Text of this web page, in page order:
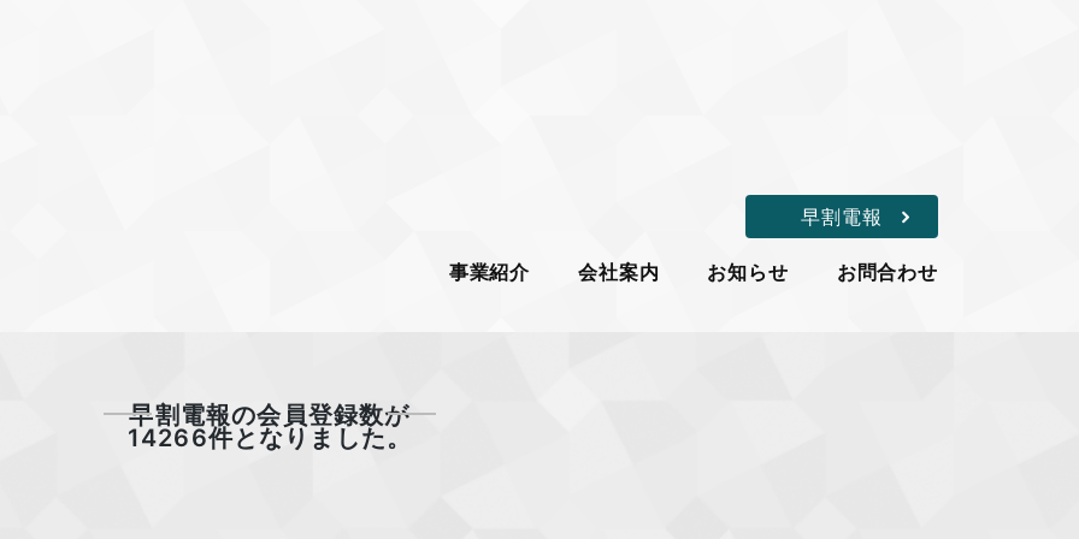
早割電報
事業紹介 会社案内 お知らせ お問合わせ
早割電報の会員登録数が
14266件となりました。